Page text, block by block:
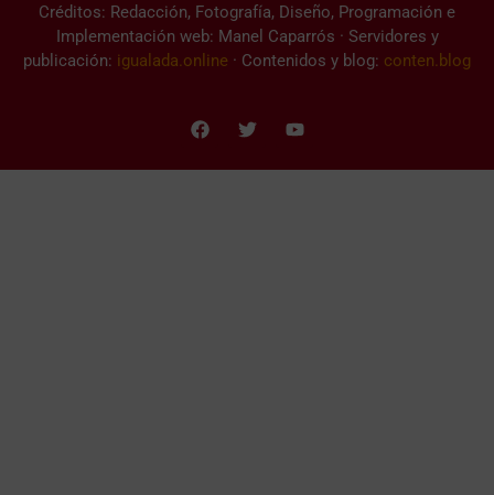
Créditos: Redacción, Fotografía, Diseño, Programación e
Implementación web: Manel Caparrós · Servidores y
publicación: igualada.online · Contenidos y blog: conten.blog